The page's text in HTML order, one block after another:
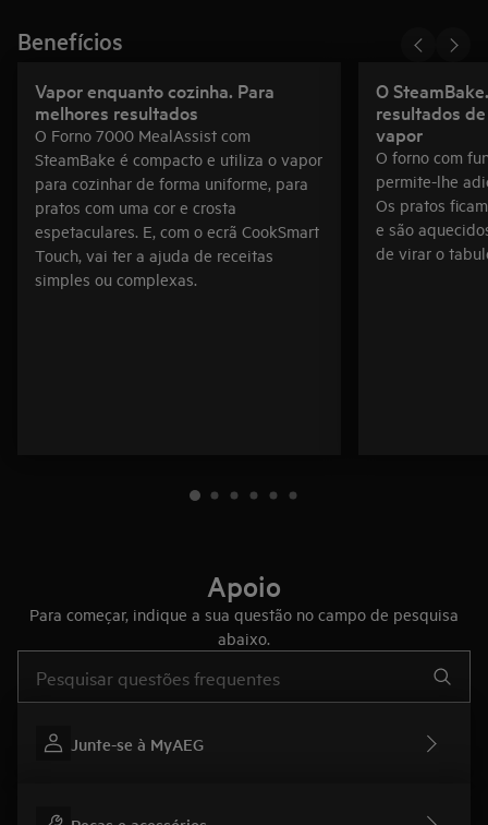
Benefícios
Vapor enquanto cozinha. Para
melhores resultados
O Forno 7000 MealAssist com
SteamBake é compacto e utiliza o vapor
para cozinhar de forma uniforme, para
pratos com uma cor e crosta
espetaculares. E, com o ecrã CookSmart
Touch, vai ter a ajuda de receitas
simples ou complexas.
O
resultados
vapor
O forno com
permite-lhe
Os pratos
e são
de virar o
Apoio
Para começar, indique a sua questão no campo de pesquisa
abaixo.
Junte-se à MyAEG